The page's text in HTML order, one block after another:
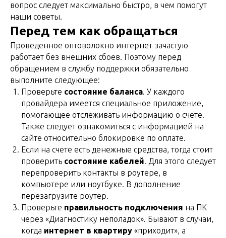
вопрос следует максимально быстро, в чем помогут
наши советы.
Перед тем как обращаться
Проведенное оптоволокно интернет зачастую
работает без внешних сбоев. Поэтому перед
обращением в службу поддержки обязательно
выполните следующее:
Проверьте состояние баланса. У каждого
провайдера имеется специальное приложение,
помогающее отслеживать информацию о счете.
Также следует ознакомиться с информацией на
сайте относительно блокировке по оплате.
Если на счете есть денежные средства, тогда стоит
проверить состояние кабелей. Для этого следует
перепроверить контакты в роутере, в
компьютере или ноутбуке. В дополнение
перезагрузите роутер.
Проверьте правильность подключения на ПК
через «Диагностику неполадок». Бывают в случаи,
когда интернет в квартиру «приходит», а